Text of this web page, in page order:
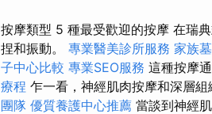
按摩類型 5 種最受歡迎的按摩 在瑞
捏和振動。 專業醫美診所服務 家族
子中心比較 專業SEO服務 這種按摩
療程 乍一看，神經肌肉按摩和深層組
團隊 優質養護中心推薦 當談到神經